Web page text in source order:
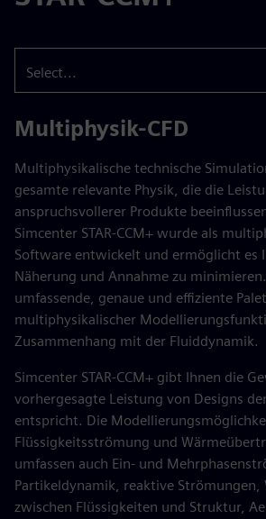
Select...
Multiphysik-CFD
Multiphysikalische technische
gesamte relevante Physik, die die
anspruchsvollerer Produkte
Simcenter STAR-CCM+ wurde als
Software entwickelt und ermöglicht es
Näherung und Annahme zu
umfassende, genaue und effiziente
multiphysikalischer
Zusammenhang mit der Fluiddynamik.
Simcenter STAR-CCM+ gibt Ihnen die
vorhergesagte Leistung von Designs
entspricht. Die
Flüssigkeitsströmung und
umfassen auch Ein- und
Partikeldynamik, reaktive Strömungen,
zwischen Flüssigkeiten und Struktur,